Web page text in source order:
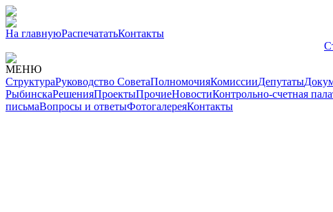
На главнуюРаспечататьКонтакты
МЕНЮ
СтруктураРуководство СоветаПолномочияКомиссииДепутаты
РыбинскаРешенияПроектыПрочиеНовостиКонтрольно-счетная
письмаВопросы и ответыФотогалереяКонтакты